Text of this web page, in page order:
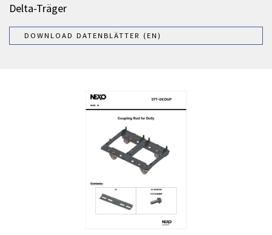
Delta-Träger
DOWNLOAD DATENBLÄTTER (EN)